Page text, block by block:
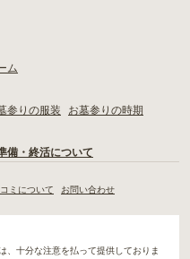
ム
参りの服装
お墓参りの時期
備・終活について
コミについて お問い合わせ
、十分な注意を払って提供しておりま